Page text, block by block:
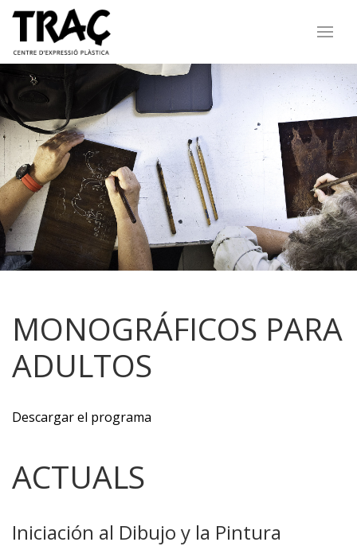
MONOGRÁFICOS PARA
ADULTOS
Descargar el programa
ACTUALS
Iniciación al Dibujo y la Pintura